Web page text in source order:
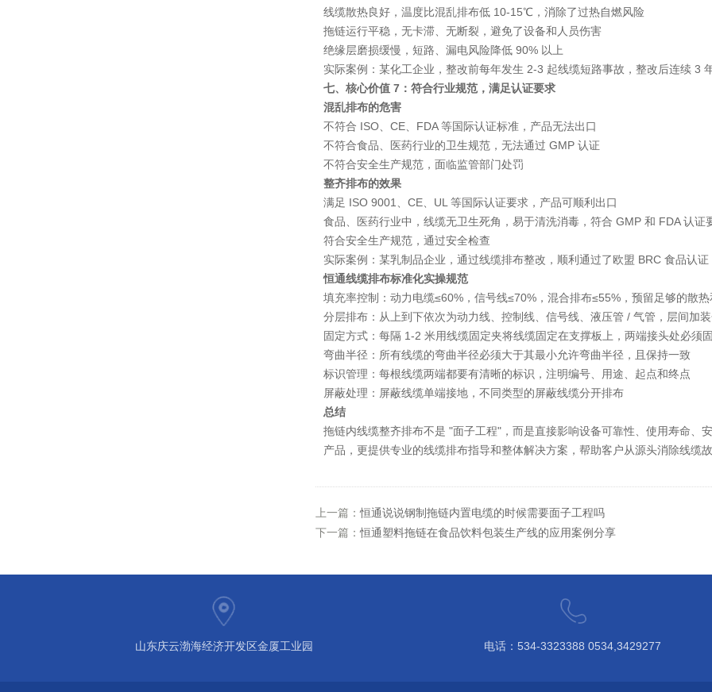
线缆散热良好，温度比混乱排布低 10-15℃，消除了过热自燃风险
拖链运行平稳，无卡滞、无断裂，避免了设备和人员伤害
绝缘层磨损缓慢，短路、漏电风险降低 90% 以上
实际案例 ：某化工企业，整改前每年发生 2-3 起线缆短路事故，整改后连续 3
七、核心价值 7：符合行业规范，满足认证要求
混乱排布的危害
不符合 ISO、CE、FDA 等国际认证标准，产品无法出口
不符合食品、医药行业的卫生规范，无法通过 GMP 认证
不符合安全生产规范，面临监管部门处罚
整齐排布的效果
满足 ISO 9001、CE、UL 等国际认证要求，产品可顺利出口
食品、医药行业中，线缆无卫生死角，易于清洗消毒，符合 GMP 和 FDA 认证
符合安全生产规范，通过安全检查
实际案例 ：某乳制品企业，通过线缆排布整改，顺利通过了欧盟 BRC 食品认
恒通线缆排布标准化实操规范
填充率控制 ：动力电缆≤60%，信号线≤70%，混合排布≤55%，预留足够的散
分层排布 ：从上到下依次为动力线、控制线、信号线、液压管 / 气管，层间加
固定方式 ：每隔 1-2 米用线缆固定夹将线缆固定在支撑板上，两端接头处必须
弯曲半径 ：所有线缆的弯曲半径必须大于其最小允许弯曲半径，且保持一致
标识管理 ：每根线缆两端都要有清晰的标识，注明编号、用途、起点和终点
屏蔽处理 ：屏蔽线缆单端接地，不同类型的屏蔽线缆分开排布
总结
拖链内线缆整齐排布不是 "面子工程"，而是直接影响设备可靠性、使用寿命、
产品，更提供专业的线缆排布指导和整体解决方案，帮助客户从源头消除线缆
上一篇：恒通说说钢制拖链内置电缆的时候需要面子工程吗
下一篇：恒通塑料拖链在食品饮料包装生产线的应用案例分享
山东庆云渤海经济开发区金厦工业园 电话：534-3323388 0534,3429277